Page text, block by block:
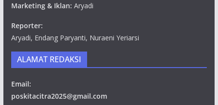
Marketing & Iklan: Aryadi
Reporter:
Aryadi, Endang Paryanti, Nuraeni Yeriarsi
ALAMAT REDAKSI
Email:
poskitacitra2025@gmail.com